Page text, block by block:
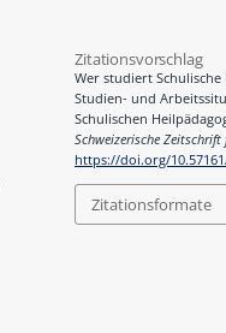
Zitationsvorschlag
Wer studiert Schulische
Studien- und
Schulischen
Schweizerische
https://doi.org/
Zitationsformate